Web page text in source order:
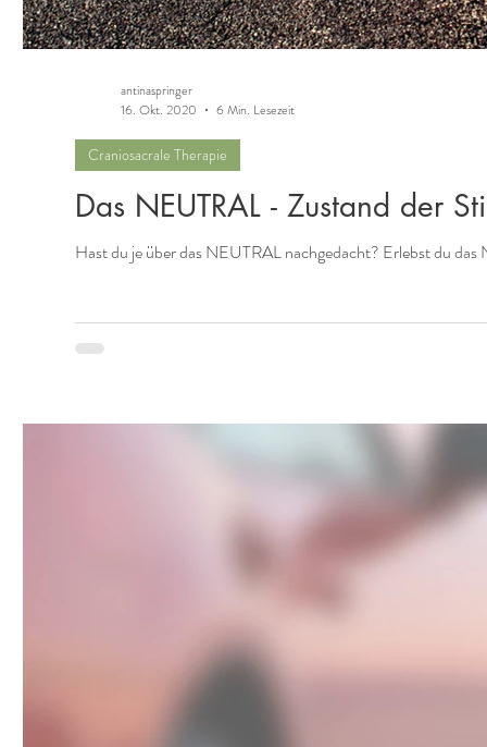
Das NEUTRAL - Zustand der
Hast du je über das NEUTRAL nachgedacht? Erlebst du
Craniosacrale Therapie
antinaspringer
16. Okt. 2020
6 Min. Lesezeit